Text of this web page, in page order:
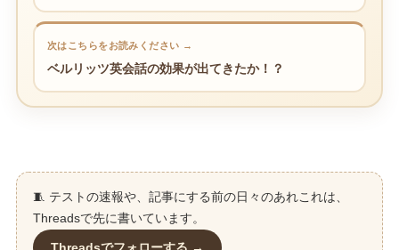
次はこちらをお読みください →
ベルリッツ英会話の効果が出てきたか！？
🧵 テストの速報や、記事にする前の日々のあれこれは、
Threadsで先に書いています。